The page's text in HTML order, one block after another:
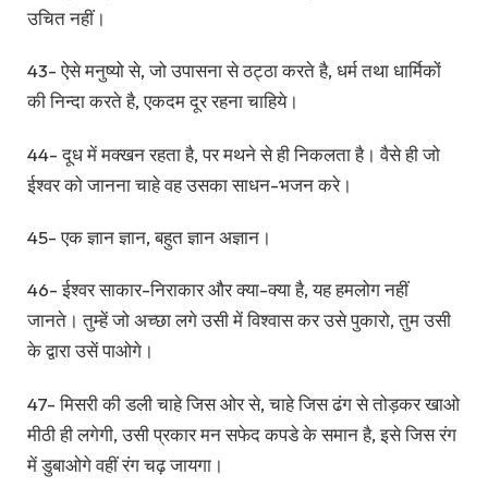
उचित नहीं।
43- ऐसे मनुष्यो से, जो उपासना से ठट्ठा करते है, धर्म तथा धार्मिकों
की निन्दा करते है, एकदम दूर रहना चाहिये।
44- दूध में मक्खन रहता है, पर मथने से ही निकलता है। वैसे ही जो
ईश्वर को जानना चाहे वह उसका साधन-भजन करे।
45- एक ज्ञान ज्ञान, बहुत ज्ञान अज्ञान।
46- ईश्वर साकार-निराकार और क्या-क्या है, यह हमलोग नहीं
जानते। तुम्हें जो अच्छा लगे उसी में विश्वास कर उसे पुकारो, तुम उसी
के द्वारा उसें पाओगे।
47- मिसरी की डली चाहे जिस ओर से, चाहे जिस ढंग से तोड़कर खाओ
मीठी ही लगेगी, उसी प्रकार मन सफेद कपडे के समान है, इसे जिस रंग
में डुबाओगे वहीं रंग चढ़ जायगा।